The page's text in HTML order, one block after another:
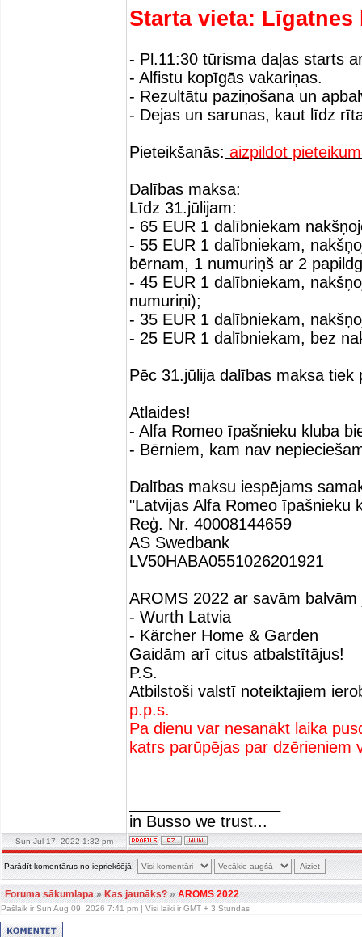
Starta vieta:
- Pl.11:30 tūrisma daļas starts
- Alfistu kopīgās vakariņas.
- Rezultātu paziņošana un
- Dejas un sarunas, kaut līdz
Pieteikšanās: aizpildot
Dalības maksa:
Līdz 31.jūlijam:
- 65 EUR 1 dalībniekam
- 55 EUR 1 dalībniekam,
bērnam, 1 numuriņš ar 2
- 45 EUR 1 dalībniekam,
numuriņi);
- 35 EUR 1 dalībniekam,
- 25 EUR 1 dalībniekam, bez
Pēc 31.jūlija dalības maksa
Atlaides!
- Alfa Romeo īpašnieku kluba
- Bērniem, kam nav
Dalības maksu iespējams
"Latvijas Alfa Romeo īpašnieku
Reģ. Nr. 40008144659
AS Swedbank
LV50HABA0551026201921
AROMS 2022 ar savām
- Wurth Latvia
- Kärcher Home & Garden
Gaidām arī citus atbalstītājus!
P.S.
Atbilstoši valstī noteiktajiem
p.p.s.
Pa dienu var nesanākt laika
katrs parūpējas par dzērieniem
in Busso we trust...
Sun Jul 17, 2022 1:32 pm
Parādīt komentārus no iepriekšējā:
Foruma sākumlapa»Kas jaunāks?»AROMS 2022
Pašlaik ir Sun Aug 09, 2026 7:41 pm | Visi laiki ir GMT + 3 Stundas